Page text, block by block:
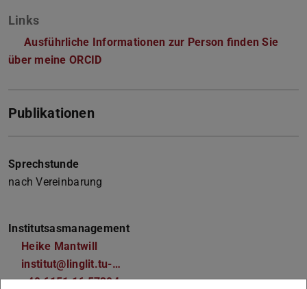
Links
Ausführliche Informationen zur Person finden Sie
über meine ORCID
Publikationen
Sprechstunde
nach Vereinbarung
Institutsasmanagement
Heike Mantwill
institut@linglit.tu-…
+49 6151 16 57394